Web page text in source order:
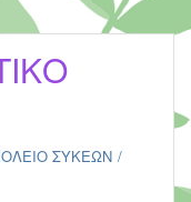
ΣΥΚΕΩΝ